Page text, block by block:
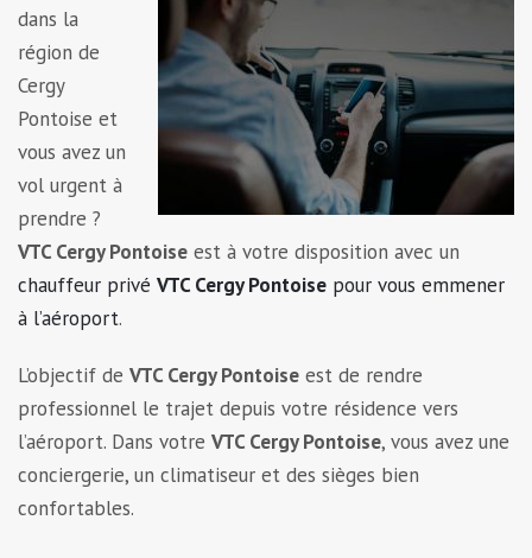
dans la
région de
Cergy
Pontoise et
vous avez un
vol urgent à
prendre ?
VTC Cergy Pontoise est à votre disposition avec un
chauffeur privé VTC Cergy Pontoise pour vous emmener
à l’aéroport.
L’objectif de VTC Cergy Pontoise est de rendre
professionnel le trajet depuis votre résidence vers
l’aéroport. Dans votre VTC Cergy Pontoise, vous avez une
conciergerie, un climatiseur et des sièges bien
confortables.